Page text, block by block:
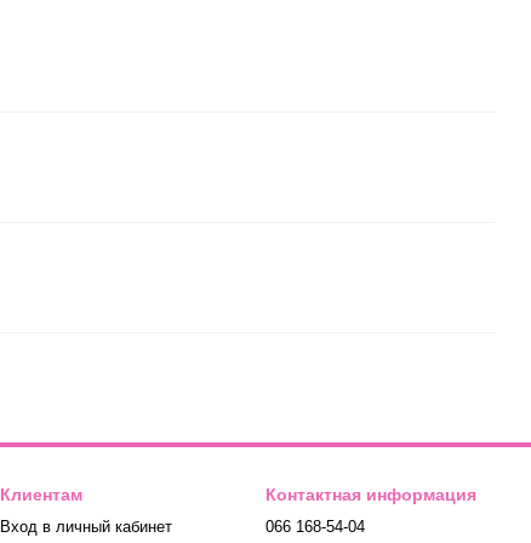
Клиентам
Вход в личный кабинет
Контактная информация
066 168-54-04